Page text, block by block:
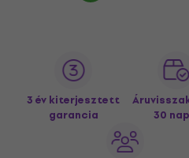
3 év kiterjesztett
garancia
30